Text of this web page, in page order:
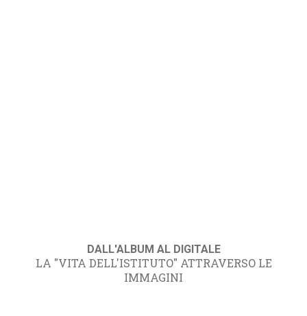
DALL'ALBUM AL DIGITALE
LA "VITA DELL'ISTITUTO" ATTRAVERSO LE
IMMAGINI